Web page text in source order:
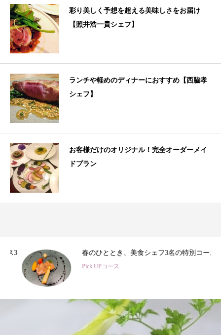
彩り美しく予想を超える美味しさをお届け
【照井浩一貴シェフ】
ランチや軽めのディナーにおすすめ【西脇孝
シェフ】
お客様だけのオリジナル！完全オーダーメイ
ドプラン
春のひととき、美食シェフ3名の特別コース
Pick UPコース